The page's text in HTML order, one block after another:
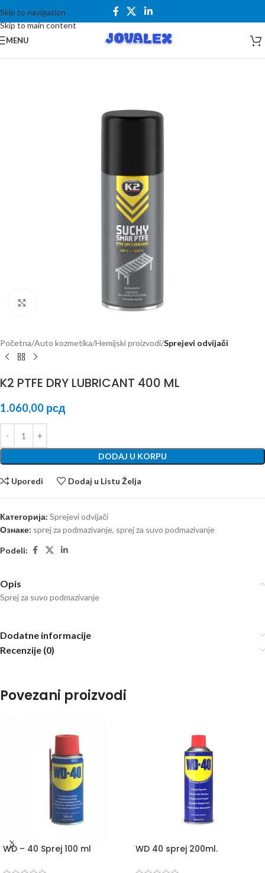
Skip to navigation
Skip to main content
MENU
Kliknite za uvećanje
Početna Auto kozmetika Hemijski proizvodi Sprejevi odvijači
K2 PTFE DRY LUBRICANT 400 ML
1.060,00 рсд
DODAJ U KORPU
Uporedi Dodaj u Listu Želja
Категорија: Sprejevi odvijači
Ознаке: sprej za podmazivanje, sprej za suvo podmazivanje
Podeli:
Opis
Sprej za suvo podmazivanje
Dodatne informacije
Recenzije (0)
Povezani proizvodi
WD – 40 Sprej 100 ml WD 40 sprej 200ml.